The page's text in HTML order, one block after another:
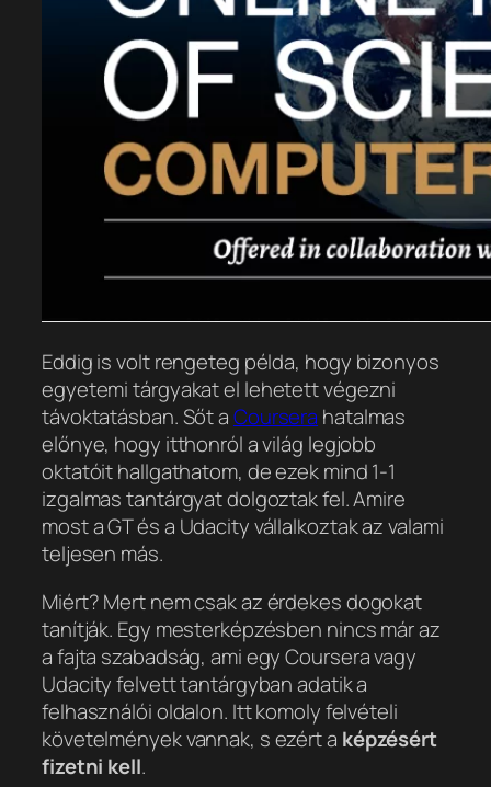
Eddig is volt rengeteg példa, hogy bizonyos
egyetemi tárgyakatel lehetett végezni
távoktatásban. Sőt aCoursera hatalmas
előnye, hogy itthonról a világ legjobb
oktatóit hallgathatom, de ezek mind 1-1
izgalmas tantárgyat dolgoztak fel. Amire
most a GT és a Udacity vállalkoztak az valami
teljesen más.
Miért? Mert nem csak az érdekes dogokat
tanítják. Egy mesterképzésben nincs már az
a fajta szabadság, ami egy Coursera vagy
Udacity felvett tantárgyban adatik a
felhasználói oldalon. Itt komoly felvételi
követelmények vannak, s ezért a képzésért
fizetni kell.